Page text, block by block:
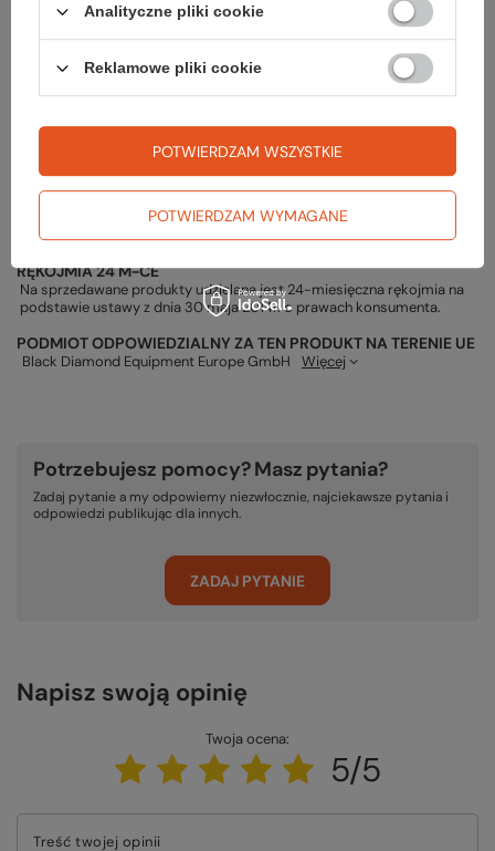
TWOJA LISTA SPRZĘTOWA
Gwarancja
RĘKOJMIA 24 M-CE
Na sprzedawane produkty udzielana jest 24-miesięczna rękojmia na
podstawie ustawy z dnia 30 maja 2014r. o prawach konsumenta.
PODMIOT ODPOWIEDZIALNY ZA TEN PRODUKT NA TERENIE UE
Black Diamond Equipment Europe GmbH Więcej
Potrzebujesz pomocy? Masz pytania?
Zadaj pytanie a my odpowiemy niezwłocznie, najciekawsze pytania i
odpowiedzi publikując dla innych.
ZADAJ PYTANIE
Napisz swoją opinię
Twoja ocena:
5/5
Treść twojej opinii
Analityczne pliki cookie
Reklamowe pliki cookie
POTWIERDZAM WYMAGANE
POTWIERDZAM WSZYSTKIE